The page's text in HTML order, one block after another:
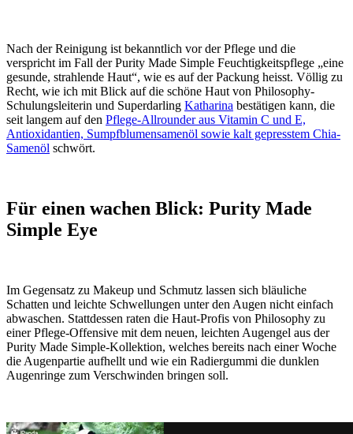
Nach der Reinigung ist bekanntlich vor der Pflege und die
verspricht im Fall der Purity Made Simple Feuchtigkeitspflege „eine
gesunde, strahlende Haut“, wie es auf der Packung heisst. Völlig zu
Recht, wie ich mit Blick auf die schöne Haut von Philosophy-
Schulungsleiterin und Superdarling Katharina bestätigen kann, die
seit langem auf den Pflege-Allrounder aus Vitamin C und E,
Antioxidantien, Sumpfblumensamenöl sowie kalt gepresstem Chia-
Samenöl schwört.
Für einen wachen Blick: Purity Made
Simple Eye
Im Gegensatz zu Makeup und Schmutz lassen sich bläuliche
Schatten und leichte Schwellungen unter den Augen nicht einfach
abwaschen. Stattdessen raten die Haut-Profis von Philosophy zu
einer Pflege-Offensive mit dem neuen, leichten Augengel aus der
Purity Made Simple-Kollektion, welches bereits nach einer Woche
die Augenpartie aufhellt und wie ein Radiergummi die dunklen
Augenringe zum Verschwinden bringen soll.